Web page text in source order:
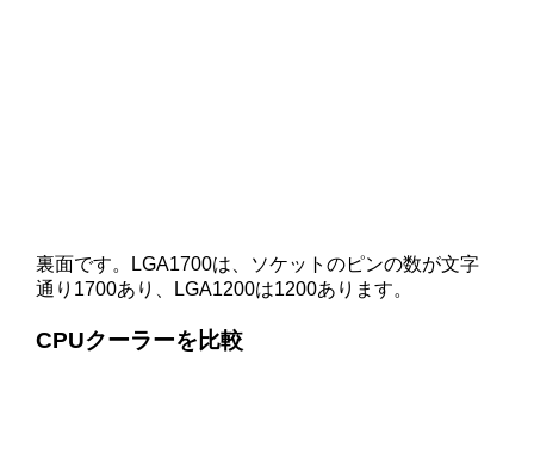
裏面です。LGA1700は、ソケットのピンの数が文字
通り1700あり、LGA1200は1200あります。
CPUクーラーを比較